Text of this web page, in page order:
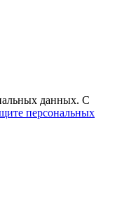
данных. С
персональных